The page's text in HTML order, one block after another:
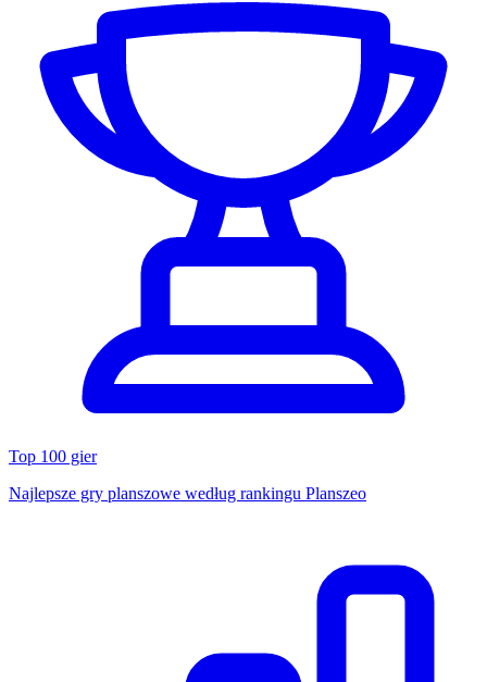
Top 100 gier
Najlepsze gry planszowe według rankingu Planszeo